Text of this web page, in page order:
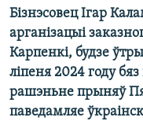
Бізнэсовец Ігар
арганізацыі
Карпенкі, будзе
ліпеня 2024 году
рашэньне прыняў
паведамляе